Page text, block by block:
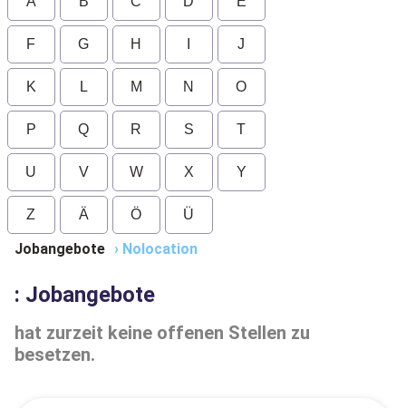
F G H J
K L M N O
P Q R S T
U V W X Y
Z Ä Ö Ü
Jobangebote › Nolocation
: Jobangebote
hat zurzeit keine offenen Stellen zu
besetzen.